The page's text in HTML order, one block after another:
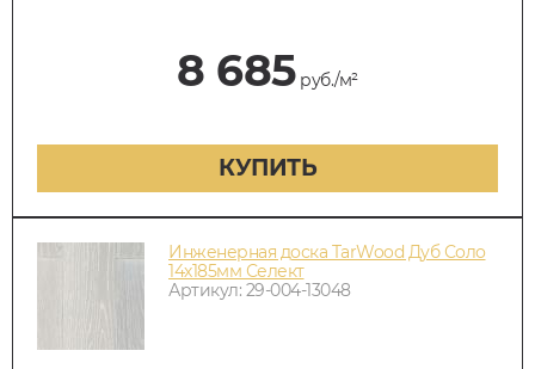
8 685руб./м²
КУПИТЬ
Инженерная доска TarWood Дуб Соло
14х185мм Селект
Артикул: 29-004-13048